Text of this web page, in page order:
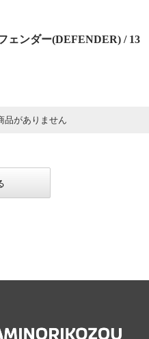
ェンダー(DEFENDER) / 13
品がありません